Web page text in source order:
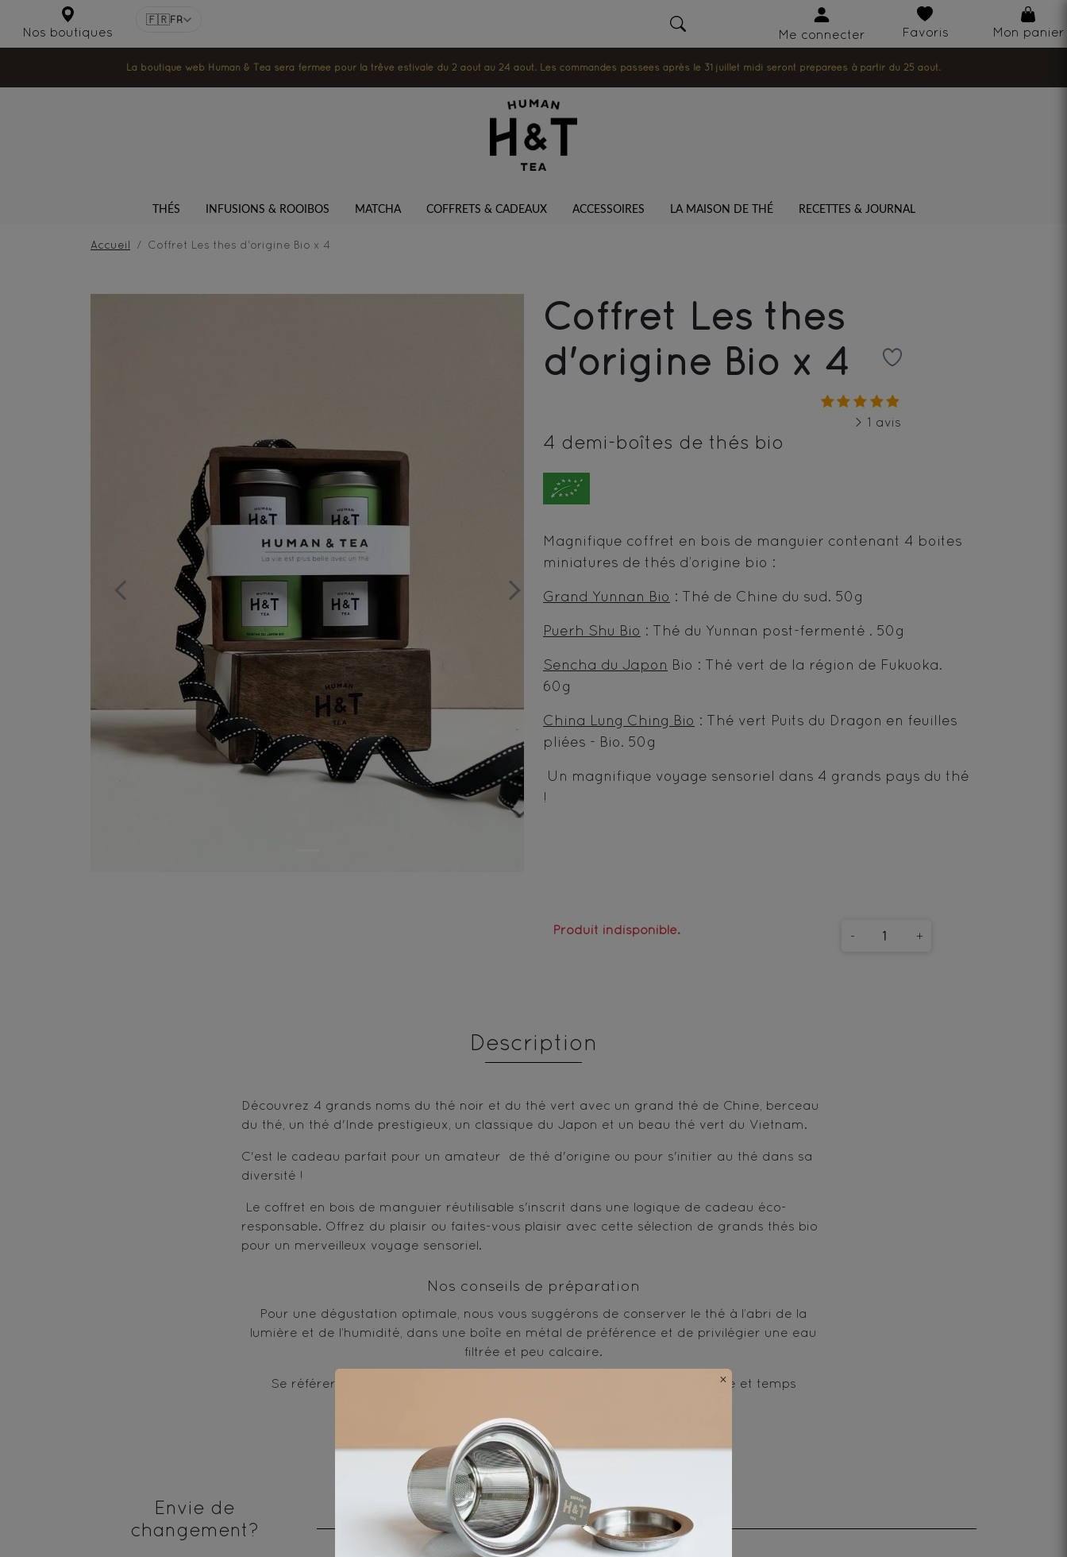
Nos boutiques
🇫🇷FR
Me connecter Favoris Mon panier
La boutique web Human & Tea sera fermée pour la trêve estivale du 2 août au 24 août. Les commandes passées après le 31 juillet midi seront préparées à partir du 25 août.
THÉS INFUSIONS & ROOIBOS MATCHA COFFRETS & CADEAUX ACCESSOIRES LA MAISON DE THÉ RECETTES & JOURNAL
Accueil Coffret Les thes d'origine Bio x 4
Previous Next
Coffret Les thes
d'origine Bio x 4
> 1 avis
4 demi-boîtes de thés bio
Magnifique coffret en bois de manguier contenant 4 boites
miniatures de thés d’origine bio :
Grand Yunnan Bio : Thé de Chine du sud. 50g
Puerh Shu Bio : Thé du Yunnan post-fermenté . 50g
Sencha du Japon Bio : Thé vert de la région de Fukuoka.
60g
China Lung Ching Bio : Thé vert Puits du Dragon en feuilles
pliées - Bio. 50g
Un magnifique voyage sensoriel dans 4 grands pays du thé
!
Produit indisponible. - +
Description
Découvrez 4 grands noms du thé noir et du thé vert avec un grand thé de Chine, berceau
du thé, un thé d'Inde prestigieux, un classique du Japon et un beau thé vert du Vietnam.
C'est le cadeau parfait pour un amateur de thé d'origine ou pour s'initier au thé dans sa
diversité !
Le coffret en bois de manguier réutilisable s'inscrit dans une logique de cadeau éco-
responsable. Offrez du plaisir ou faites-vous plaisir avec cette sélection de grands thés bio
pour un merveilleux voyage sensoriel.
Nos conseils de préparation
Pour une dégustation optimale, nous vous suggérons de conserver le thé à l’abri de la
lumière et de l’humidité, dans une boîte en métal de préférence et de privilégier une eau
filtrée et peu calcaire.
Se référer aux indications sur les boites pour les conseils en température et temps
Envie de
changement?
×